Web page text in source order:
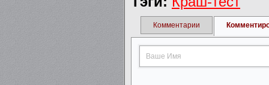
Комментарии